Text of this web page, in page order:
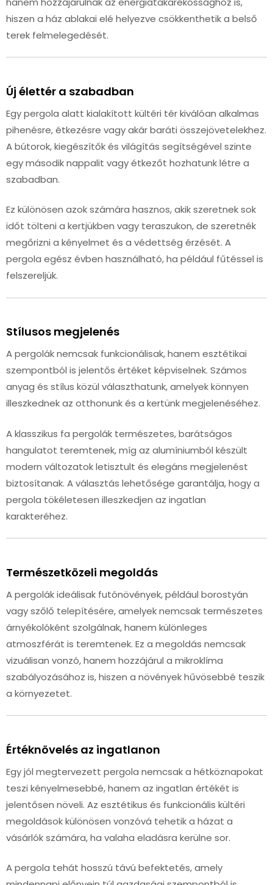
hiszen a ház ablakai elé helyezve csökkenthetik a belső
terek felmelegedését.
Új élettér a szabadban
Egy pergola alatt kialakított kültéri tér kiválóan alkalmas
pihenésre, étkezésre vagy akár baráti összejövetelekhez.
A bútorok, kiegészítők és világítás segítségével szinte
egy második nappalit vagy étkezőt hozhatunk létre a
szabadban.
Ez különösen azok számára hasznos, akik szeretnek sok
időt tölteni a kertjükben vagy teraszukon, de szeretnék
megőrizni a kényelmet és a védettség érzését. A
pergola egész évben használható, ha például fűtéssel is
felszereljük.
Stílusos megjelenés
A pergolák nemcsak funkcionálisak, hanem esztétikai
szempontból is jelentős értéket képviselnek. Számos
anyag és stílus közül választhatunk, amelyek könnyen
illeszkednek az otthonunk és a kertünk megjelenéséhez.
A klasszikus fa pergolák természetes, barátságos
hangulatot teremtenek, míg az alumíniumból készült
modern változatok letisztult és elegáns megjelenést
biztosítanak. A választás lehetősége garantálja, hogy a
pergola tökéletesen illeszkedjen az ingatlan
karakteréhez.
Természetközeli megoldás
A pergolák ideálisak futónövények, például borostyán
vagy szőlő telepítésére, amelyek nemcsak természetes
árnyékolóként szolgálnak, hanem különleges
atmoszférát is teremtenek. Ez a megoldás nemcsak
vizuálisan vonzó, hanem hozzájárul a mikroklíma
szabályozásához is, hiszen a növények hűvösebbé teszik
a környezetet.
Értéknövelés az ingatlanon
Egy jól megtervezett pergola nemcsak a hétköznapokat
teszi kényelmesebbé, hanem az ingatlan értékét is
jelentősen növeli. Az esztétikus és funkcionális kültéri
megoldások különösen vonzóvá tehetik a házat a
vásárlók számára, ha valaha eladásra kerülne sor.
A pergola tehát hosszú távú befektetés, amely